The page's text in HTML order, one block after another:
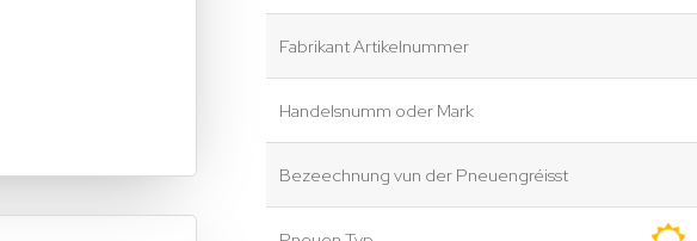
Fabrikant Artikelnummer
Handelsnumm oder Mark
Bezeechnung vun der Pneuengréisst